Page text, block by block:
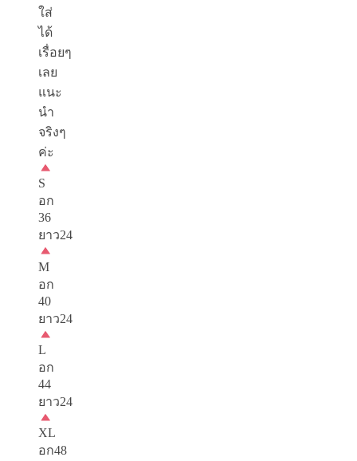
ใส่
ได้
เรื่อยๆ
เลย
แนะ
นำ
จริงๆ
ค่ะ
S
อก
36
ยาว24
M
อก
40
ยาว24
L
อก
44
ยาว24
XL
อก48